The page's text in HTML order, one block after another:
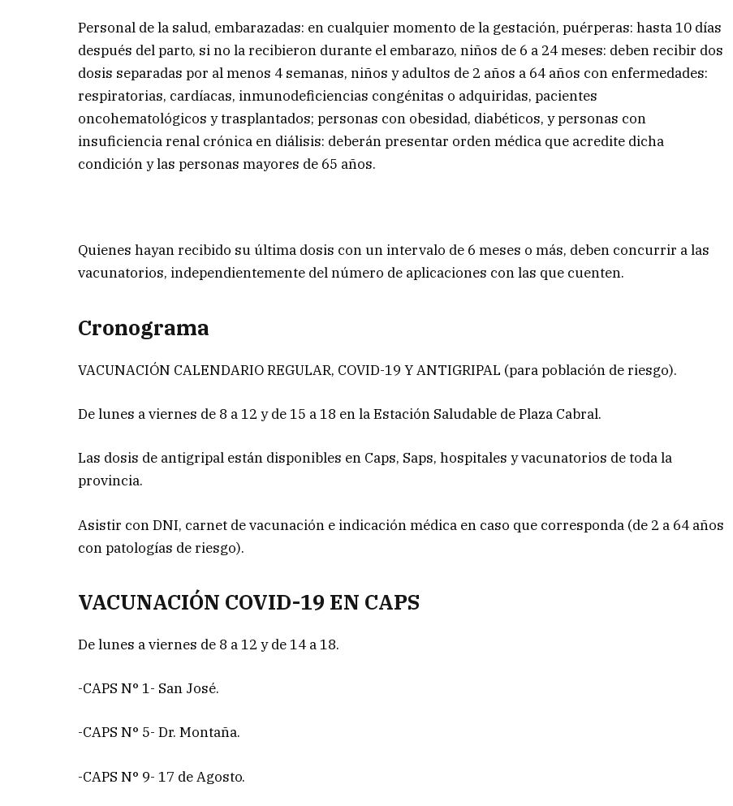
Personal de la salud, embarazadas: en cualquier momento de la gestación, puérperas: hasta 10 días
después del parto, si no la recibieron durante el embarazo, niños de 6 a 24 meses: deben recibir dos
dosis separadas por al menos 4 semanas, niños y adultos de 2 años a 64 años con enfermedades:
respiratorias, cardíacas, inmunodeficiencias congénitas o adquiridas, pacientes
oncohematológicos y trasplantados; personas con obesidad, diabéticos, y personas con
insuficiencia renal crónica en diálisis: deberán presentar orden médica que acredite dicha
condición y las personas mayores de 65 años.
Quienes hayan recibido su última dosis con un intervalo de 6 meses o más, deben concurrir a las
vacunatorios, independientemente del número de aplicaciones con las que cuenten.
Cronograma
VACUNACIÓN CALENDARIO REGULAR, COVID-19 Y ANTIGRIPAL (para población de riesgo).
De lunes a viernes de 8 a 12 y de 15 a 18 en la Estación Saludable de Plaza Cabral.
Las dosis de antigripal están disponibles en Caps, Saps, hospitales y vacunatorios de toda la
provincia.
Asistir con DNI, carnet de vacunación e indicación médica en caso que corresponda (de 2 a 64 años
con patologías de riesgo).
VACUNACIÓN COVID-19 EN CAPS
De lunes a viernes de 8 a 12 y de 14 a 18.
-CAPS N° 1- San José.
-CAPS N° 5- Dr. Montaña.
-CAPS N° 9- 17 de Agosto.